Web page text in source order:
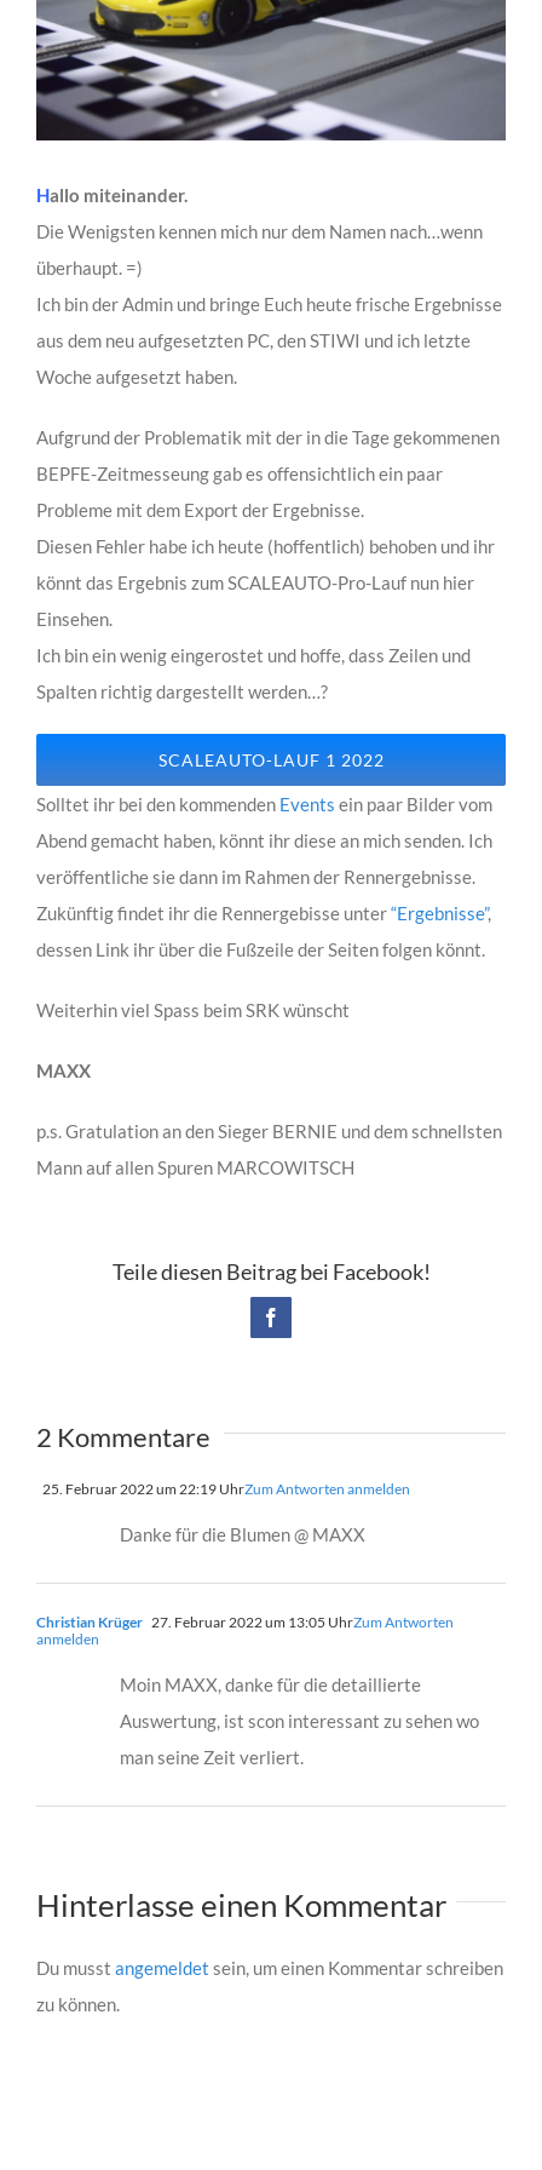
Hallo miteinander.
Die Wenigsten kennen mich nur dem Namen nach…wenn
überhaupt. =)
Ich bin der Admin und bringe Euch heute frische Ergebnisse
aus dem neu aufgesetzten PC, den STIWI und ich letzte
Woche aufgesetzt haben.
Aufgrund der Problematik mit der in die Tage gekommenen
BEPFE-Zeitmesseung gab es offensichtlich ein paar
Probleme mit dem Export der Ergebnisse.
Diesen Fehler habe ich heute (hoffentlich) behoben und ihr
könnt das Ergebnis zum SCALEAUTO-Pro-Lauf nun hier
Einsehen.
Ich bin ein wenig eingerostet und hoffe, dass Zeilen und
Spalten richtig dargestellt werden…?
SCALEAUTO-LAUF 1 2022
Solltet ihr bei den kommenden Events ein paar Bilder vom
Abend gemacht haben, könnt ihr diese an mich senden. Ich
veröffentliche sie dann im Rahmen der Rennergebnisse.
Zukünftig findet ihr die Rennergebisse unter“Ergebnisse”,
dessen Link ihr über die Fußzeile der Seiten folgen könnt.
Weiterhin viel Spass beim SRK wünscht
MAXX
p.s. Gratulation an den Sieger BERNIE und dem schnellsten
Mann auf allen Spuren MARCOWITSCH
Teile diesen Beitrag bei Facebook!
Facebook
2 Kommentare
25. Februar 2022 um 22:19 UhrZum Antworten anmelden
Danke für die Blumen @ MAXX
Christian Krüger 27. Februar 2022 um 13:05 UhrZum Antworten
anmelden
Moin MAXX, danke für die detaillierte
Auswertung, ist scon interessant zu sehen wo
man seine Zeit verliert.
Hinterlasse einen Kommentar
Du musst angemeldet sein, um einen Kommentar schreiben
zu können.